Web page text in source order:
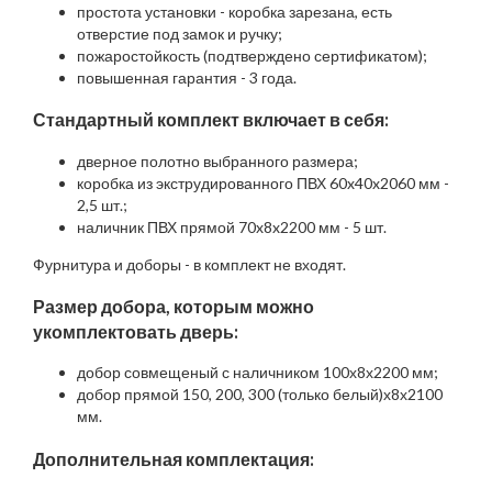
простота установки - коробка зарезана, есть
отверстие под замок и ручку;
пожаростойкость (подтверждено сертификатом);
повышенная гарантия - 3 года.
Стандартный комплект включает в себя:
дверное полотно выбранного размера;
коробка из экструдированного ПВХ 60x40x2060 мм -
2,5 шт.;
наличник ПВХ прямой 70x8x2200 мм - 5 шт.
Фурнитура и доборы - в комплект не входят.
Размер добора, которым можно
укомплектовать дверь:
добор совмещеный с наличником 100х8х2200 мм;
добор прямой 150, 200, 300 (только белый)х8х2100
мм.
Дополнительная комплектация: